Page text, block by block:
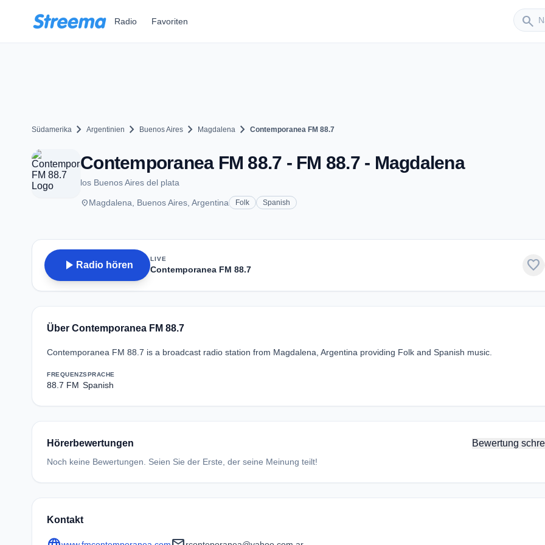
Radio Favoriten search
Südamerika chevron_right Argentinien chevron_right Buenos Aires chevron_right Magdalena chevron_right Contemporanea FM 88.7
Contemporanea FM 88.7 - FM 88.7 - Magdalena
los Buenos Aires del plata
placeMagdalena, Buenos Aires, Argentina Folk Spanish
play_arrow Radio hören
LIVE
Contemporanea FM 88.7 favorite
Über Contemporanea FM 88.7
Contemporanea FM 88.7 is a broadcast radio station from Magdalena, Argentina providing Folk and Spanish music.
FREQUENZ
88.7 FM
SPRACHE
Spanish
Hörerbewertungen Bewertung
Noch keine Bewertungen. Seien Sie der Erste, der seine Meinung teilt!
Kontakt